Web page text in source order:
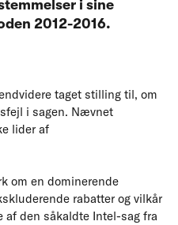
i sine
2012-2016.
taget stilling til, om
i sagen. Nævnet
lider af
om en dominerende
rabatter og vilkår
af den såkaldte Intel-sag fra